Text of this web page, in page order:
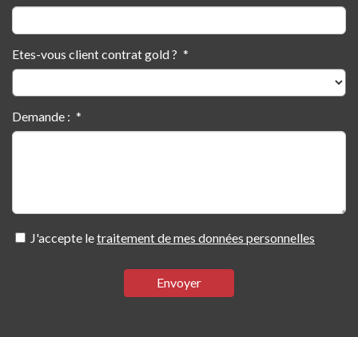
Etes-vous client contrat gold ?
Demande :
J'accepte letraitement de mes données personnelles
Envoyer